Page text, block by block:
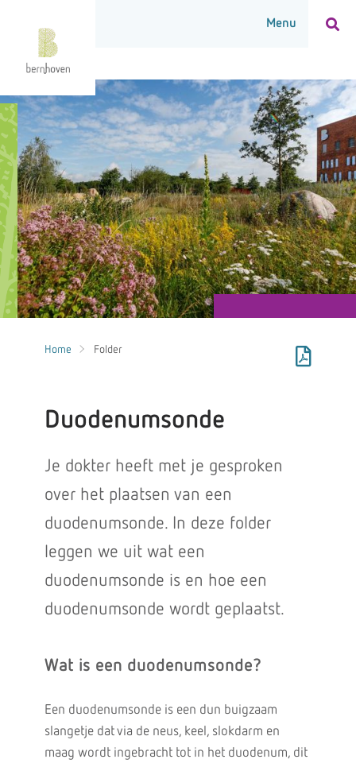
Home Folder
Duodenumsonde
Je dokter heeft met je gesproken
over het plaatsen van een
duodenumsonde. In deze folder
leggen we uit wat een
duodenumsonde is en hoe een
duodenumsonde wordt geplaatst.
Wat is een duodenumsonde?
Een duodenumsonde is een dun buigzaam
slangetje dat via de neus, keel, slokdarm en
maag wordt ingebracht tot in het duodenum, dit